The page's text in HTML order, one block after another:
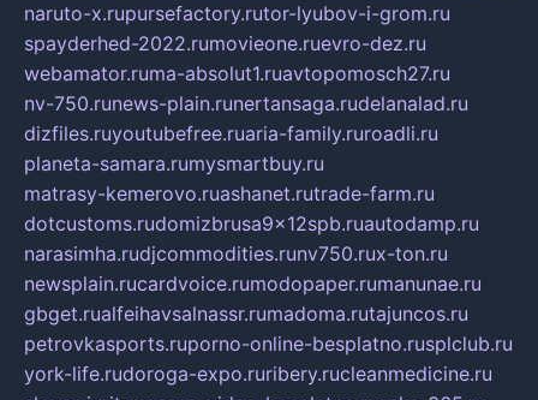
naruto-x.rupursefactory.rutor-lyubov-i-grom.ru
spayderhed-2022.rumovieone.ruevro-dez.ru
webamator.ruma-absolut1.ruavtopomosch27.ru
nv-750.runews-plain.runertansaga.rudelanalad.ru
dizfiles.ruyoutubefree.ruaria-family.ruroadli.ru
planeta-samara.rumysmartbuy.ru
matrasy-kemerovo.ruashanet.rutrade-farm.ru
dotcustoms.rudomizbrusa9x12spb.ruautodamp.ru
narasimha.rudjcommodities.runv750.rux-ton.ru
newsplain.rucardvoice.rumodopaper.rumanunae.ru
gbget.rualfeihavsalnassr.rumadoma.rutajuncos.ru
petrovkasports.ruporno-online-besplatno.rusplclub.ru
york-life.rudoroga-expo.ruribery.rucleanmedicine.ru